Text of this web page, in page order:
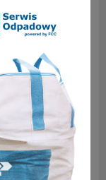
w Zabrzu.
Centrum